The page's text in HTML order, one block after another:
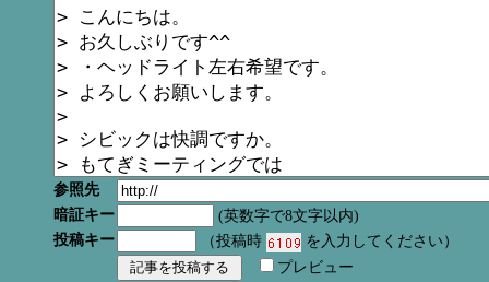
参照先
暗証キー
(英数字で8文字以内)
投稿キー
（投稿時
を入力してください）
プレビュー